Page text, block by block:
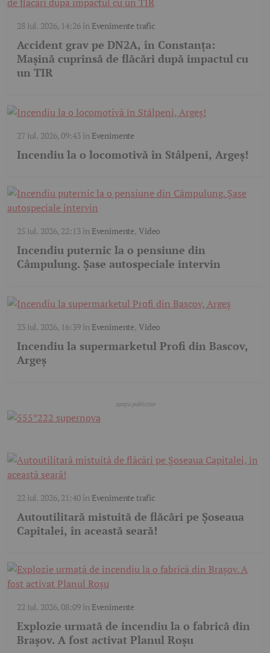
28 iul. 2026, 14:26în Evenimente trafic
Accident grav pe DN2A, în Constanța:
Mașină cuprinsă de flăcări după impactul cu
un TIR
27 iul. 2026, 09:43în Evenimente
Incendiu la o locomotivă în Stâlpeni, Argeș!
25 iul. 2026, 22:13în Evenimente,Video
Incendiu puternic la o pensiune din
Câmpulung. Șase autospeciale intervin
23 iul. 2026, 16:39în Evenimente,Video
Incendiu la supermarketul Profi din Bascov,
Argeș
22 iul. 2026, 21:40în Evenimente trafic
Autoutilitară mistuită de flăcări pe Șoseaua
Capitalei, în această seară!
22 iul. 2026, 08:09în Evenimente
Explozie urmată de incendiu la o fabrică din
Brașov. A fost activat Planul Roșu